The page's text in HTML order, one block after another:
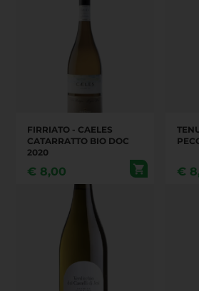
FIRRIATO - CAELES
CATARRATTO BIO DOC
2020
€ 8,00 €